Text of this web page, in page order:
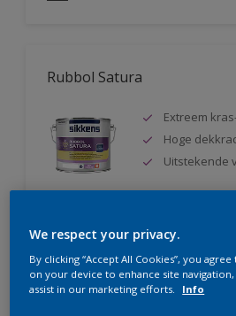
Rubbol Satura
Extreem
Hoge
Uitstekende
We respect your privacy.
By clicking “Accept All Cookies”, you
on your device to enhance site navigation,
assist in our marketing efforts.
Info